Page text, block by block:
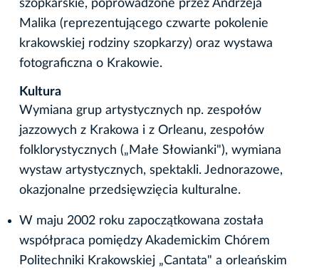
szopkarskie, poprowadzone przez Andrzeja
Malika (reprezentującego czwarte pokolenie
krakowskiej rodziny szopkarzy) oraz wystawa
fotograficzna o Krakowie.
Kultura
Wymiana grup artystycznych np. zespołów
jazzowych z Krakowa i z Orleanu, zespołów
folklorystycznych („Małe Słowianki"), wymiana
wystaw artystycznych, spektakli. Jednorazowe,
okazjonalne przedsięwzięcia kulturalne.
W maju 2002 roku zapoczątkowana została
współpraca pomiędzy Akademickim Chórem
Politechniki Krakowskiej „Cantata" a orleańskim